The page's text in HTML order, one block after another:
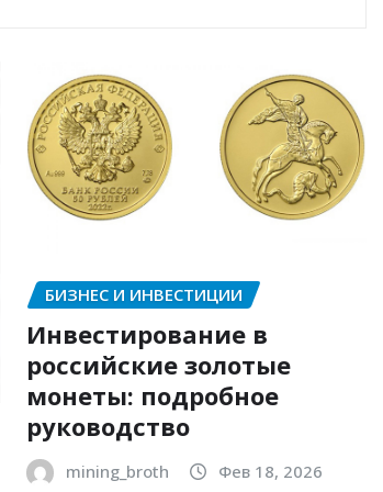
БИЗНЕС И ИНВЕСТИЦИИ
Инвестирование в
российские золотые
монеты: подробное
руководство
mining_broth Фев 18, 2026